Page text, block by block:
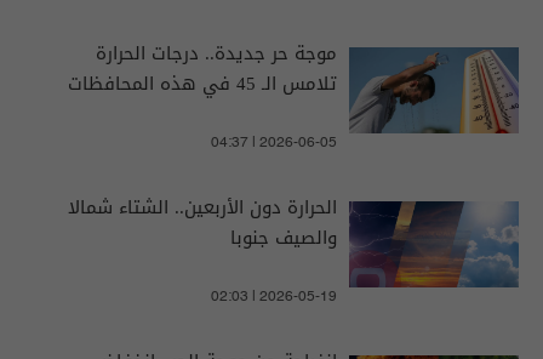
موجة حر جديدة.. درجات الحرارة
تلامس الـ 45 في هذه المحافظات
04:37 | 2026-06-05
الحرارة دون الأربعين.. الشتاء شمالا
والصيف جنوبا
02:03 | 2026-05-19